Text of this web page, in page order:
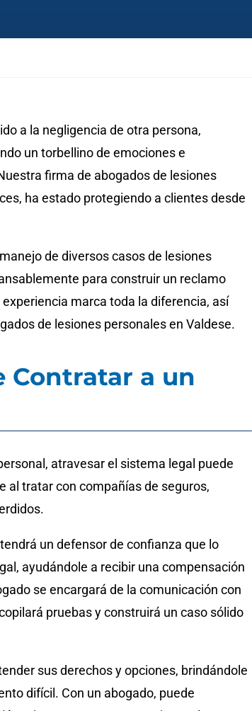
a la negligencia de otra persona,
un torbellino de emociones e
firma de abogados de lesiones
ha estado protegiendo a clientes desde
de diversos casos de lesiones
para construir un reclamo
marca toda la diferencia, así
de lesiones personales en Valdese.
Contratar a un
atravesar el sistema legal puede
al tratar con compañías de seguros,
un defensor de confianza que lo
ayudándole a recibir una compensación
se encargará de la comunicación con
pruebas y construirá un caso sólido
sus derechos y opciones, brindándole
difícil. Con un abogado, puede